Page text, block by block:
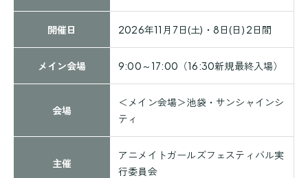
開催日 2026年11月7日(土)・8日(日) 2日間
メイン会場 9:00～17:00（16:30新規最終入場）
会場
＜メイン会場＞池袋・サンシャインシ
ティ
主催
アニメイトガールズフェスティバル実
行委員会